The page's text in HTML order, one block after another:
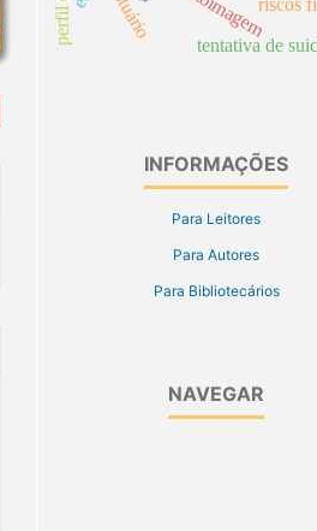
tentativa de
INFORMAÇÕES
Para Leitores
Para Autores
Para Bibliotecários
NAVEGAR